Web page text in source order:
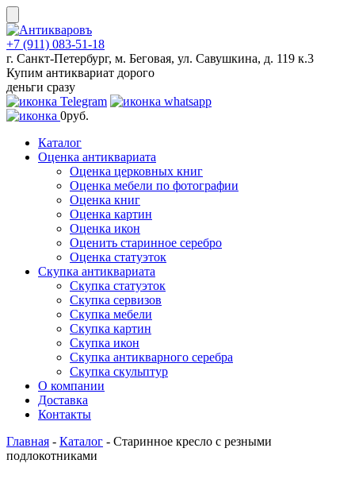
Skip
to
content
+7 (911) 083-51-18
г. Санкт-Петербург, м. Беговая, ул. Савушкина, д. 119 к.3
Купим антиквариат дорого
деньги сразу
0руб.
Каталог
Оценка антиквариата
Оценка церковных книг
Оценка мебели по фотографии
Оценка книг
Оценка картин
Оценка икон
Оценить старинное серебро
Оценка статуэток
Скупка антиквариата
Скупка статуэток
Скупка сервизов
Скупка мебели
Скупка картин
Скупка икон
Скупка антикварного серебра
Скупка скульптур
О компании
Доставка
Контакты
Главная - Каталог - Старинное кресло с резными
подлокотниками